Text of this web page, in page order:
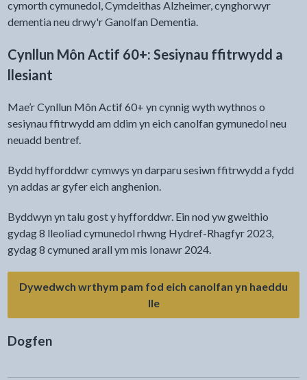
cymorth cymunedol, Cymdeithas Alzheimer, cynghorwyr
dementia neu drwy'r Ganolfan Dementia.
Cynllun Môn Actif 60+: Sesiynau ffitrwydd a
llesiant
Mae’r Cynllun Môn Actif 60+ yn cynnig wyth wythnos o
sesiynau ffitrwydd am ddim yn eich canolfan gymunedol neu
neuadd bentref.
Bydd hyfforddwr cymwys yn darparu sesiwn ffitrwydd a fydd
yn addas ar gyfer eich anghenion.
Byddwyn yn talu gost y hyfforddwr. Ein nod yw gweithio
gydag 8 lleoliad cymunedol rhwng Hydref-Rhagfyr 2023,
gydag 8 cymuned arall ym mis Ionawr 2024.
Dywedwch wrthym pam fod eich canolfan yn haeddu
lle
Dogfen